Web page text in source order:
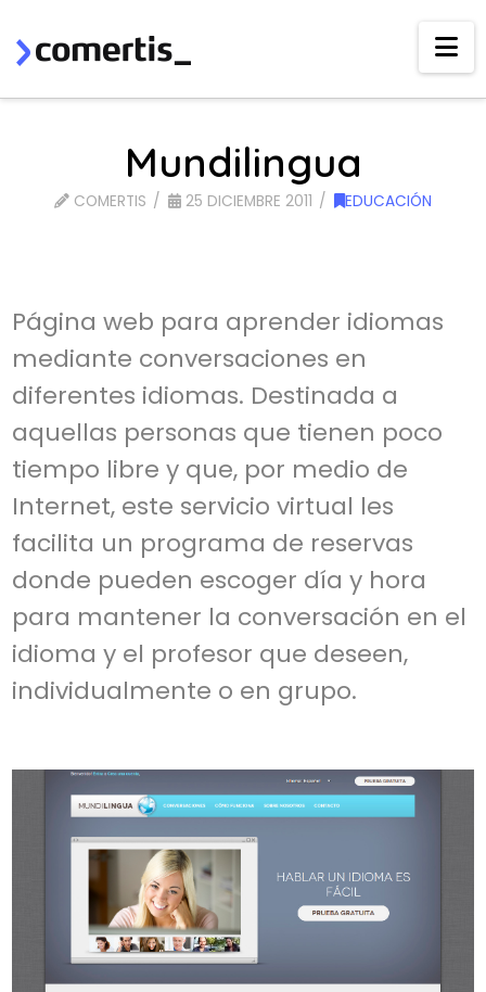
Mundilingua
COMERTIS 25 DICIEMBRE 2011 EDUCACIÓN
Página web para aprender idiomas
mediante conversaciones en
diferentes idiomas. Destinada a
aquellas personas que tienen poco
tiempo libre y que, por medio de
Internet, este servicio virtual les
facilita un programa de reservas
donde pueden escoger día y hora
para mantener la conversación en el
idioma y el profesor que deseen,
individualmente o en grupo.